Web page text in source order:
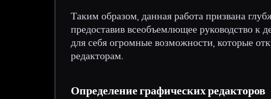
Таким образом, данная работа призвана
предоставив всеобъемлющее руководство к
для себя огромные возможности, которые
редакторам.
Определение графических редакторов